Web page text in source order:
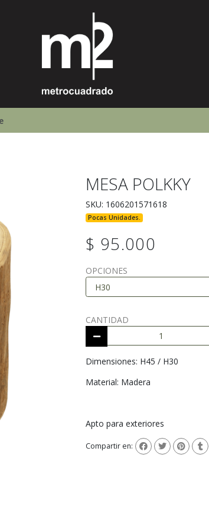
MESA POLKKY
SKU: 1606201571618
Pocas Unidades.
$ 95.000
OPCIONES
CANTIDAD
Dimensiones: H45 / H30
Material: Madera
Apto para exteriores
Compartir en: